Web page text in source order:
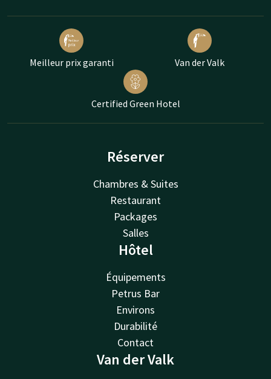
Meilleur prix garanti Van der Valk
Certified Green Hotel
Réserver
Chambres & Suites
Restaurant
Packages
Salles
Hôtel
Équipements
Petrus Bar
Environs
Durabilité
Contact
Van der Valk